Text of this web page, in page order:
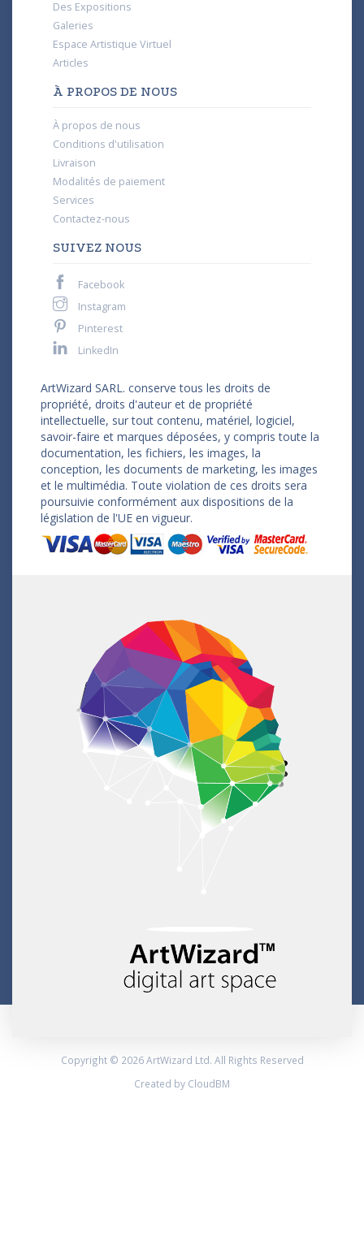
Des Expositions
Galeries
Espace Artistique Virtuel
Articles
À PROPOS DE NOUS
À propos de nous
Conditions d'utilisation
Livraison
Modalités de paiement
Services
Contactez-nous
SUIVEZ NOUS
Facebook
Instagram
Pinterest
LinkedIn
ArtWizard SARL. conserve tous les droits de
propriété, droits d'auteur et de propriété
intellectuelle, sur tout contenu, matériel, logiciel,
savoir-faire et marques déposées, y compris toute la
documentation, les fichiers, les images, la
conception, les documents de marketing, les images
et le multimédia. Toute violation de ces droits sera
poursuivie conformément aux dispositions de la
législation de l'UE en vigueur.
Copyright © 2026 ArtWizard Ltd. All Rights Reserved
Created by CloudBM